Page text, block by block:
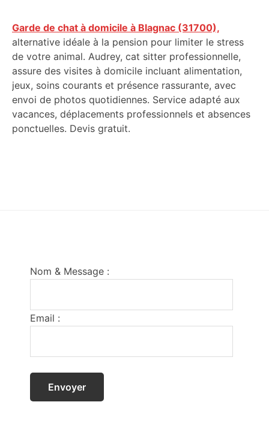
Garde de chat à domicile à Blagnac (31700),
alternative idéale à la pension pour limiter le stress
de votre animal. Audrey, cat sitter professionnelle,
assure des visites à domicile incluant alimentation,
jeux, soins courants et présence rassurante, avec
envoi de photos quotidiennes. Service adapté aux
vacances, déplacements professionnels et absences
ponctuelles. Devis gratuit.
Nom & Message :
Email :